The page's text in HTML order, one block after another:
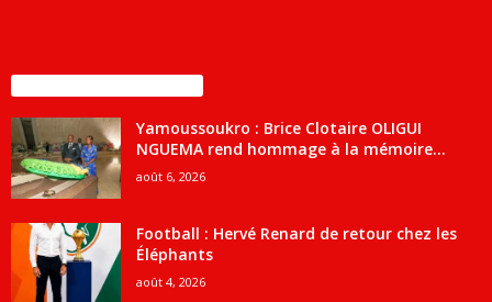
Yamoussoukro : Brice Clotaire OLIGUI
NGUEMA rend hommage à la mémoire...
août 6, 2026
Football : Hervé Renard de retour chez les
Éléphants
août 4, 2026